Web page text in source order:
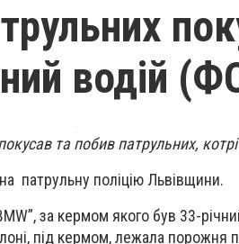
водій
та побив патрульних,
патрульну поліцію Львівщини.
за кермом якого був 33-
під кермом, лежала порожня